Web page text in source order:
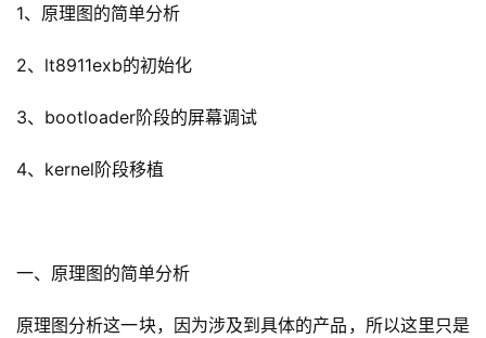
1、原理图的简单分析
2、lt8911exb的初始化
3、bootloader阶段的屏幕调试
4、kernel阶段移植
一、原理图的简单分析
原理图分析这一块，因为涉及到具体的产品，所以这里只是